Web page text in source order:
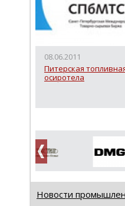
08.06.2011
Питерская
осиротела
Новости